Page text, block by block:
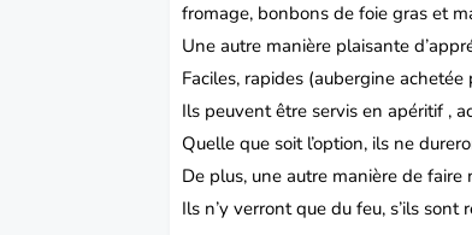
fromage, bonbons de foie gras et
Une autre manière plaisante
Faciles, rapides (aubergine achetée
Ils peuvent être servis en apéritif ,
Quelle que soit l’option, ils ne
De plus, une autre manière de
Ils n’y verront que du feu, s’ils sont